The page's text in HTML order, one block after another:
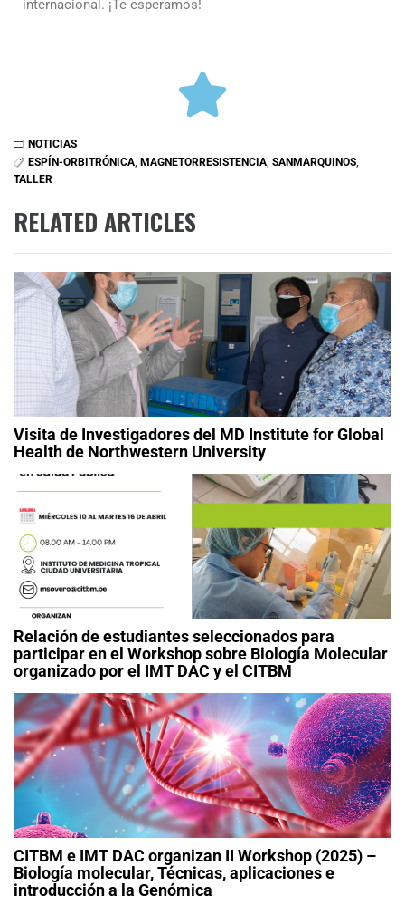
internacional. ¡Te esperamos!
NOTICIAS
ESPÍN-ORBITRÓNICA, MAGNETORRESISTENCIA, SANMARQUINOS,
TALLER
RELATED ARTICLES
Visita de Investigadores del MD Institute for Global
Health de Northwestern University
Relación de estudiantes seleccionados para
participar en el Workshop sobre Biología Molecular
organizado por el IMT DAC y el CITBM
CITBM e IMT DAC organizan II Workshop (2025) –
Biología molecular, Técnicas, aplicaciones e
introducción a la Genómica